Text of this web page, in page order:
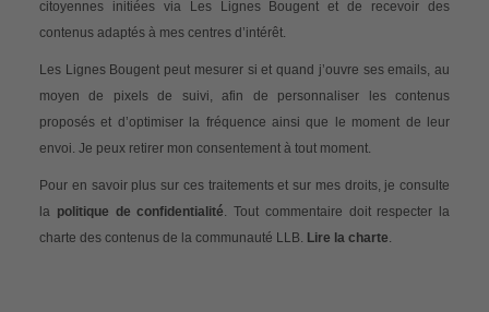
citoyennes initiées via Les Lignes Bougent et de recevoir des
contenus adaptés à mes centres d’intérêt.
Les Lignes Bougent peut mesurer si et quand j’ouvre ses emails, au
moyen de pixels de suivi, afin de personnaliser les contenus
proposés et d’optimiser la fréquence ainsi que le moment de leur
envoi. Je peux retirer mon consentement à tout moment.
Pour en savoir plus sur ces traitements et sur mes droits, je consulte
la politique de confidentialité. Tout commentaire doit respecter la
charte des contenus de la communauté LLB. Lire la charte.